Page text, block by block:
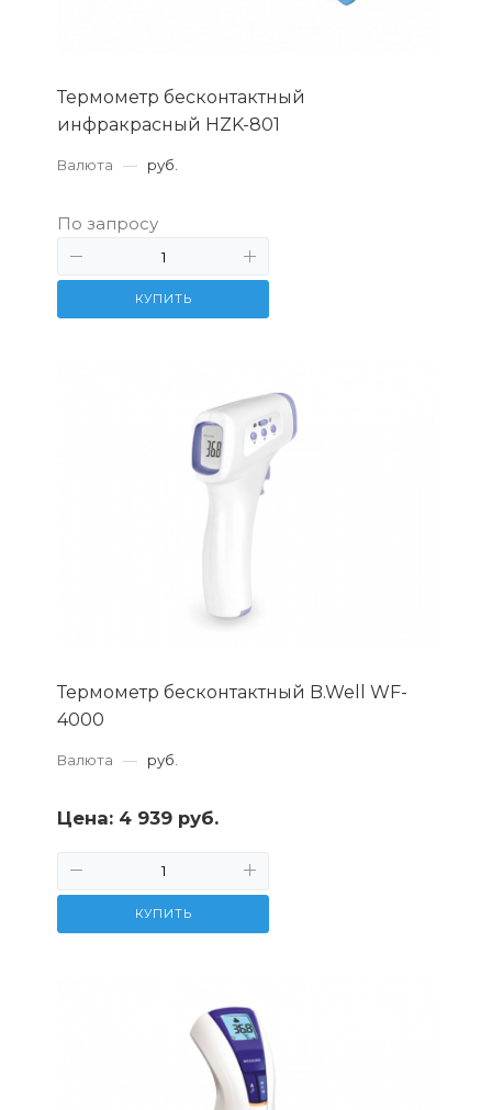
Термометр бесконтактный
инфракрасный HZK-801
Валюта — руб.
По запросу
КУПИТЬ
Термометр бесконтактный B.Well WF-
4000
Валюта — руб.
Цена: 4 939 руб.
КУПИТЬ